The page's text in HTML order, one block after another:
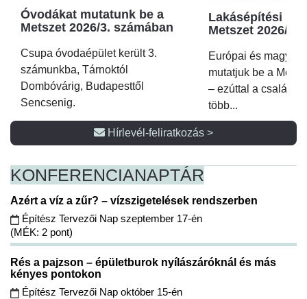
Óvodákat mutatunk be a
Metszet 2026/3. számában
Csupa óvodaépület került 3.
számunkba, Tárnoktól
Dombóvárig, Budapesttől
Sencsenig.
Lakásépítési
Metszet 2026/2.
Európai és magyar
mutatjuk be a
– ezúttal a családi
több...
Hírlevél-feliratkozás >
KONFERENCIANAPTÁR
Azért a víz a zűr? – vízszigetelések rendszerben
Építész Tervezői Nap szeptember 17-én
(MÉK: 2 pont)
Rés a pajzson – épületburok nyílászáróknál és más
kényes pontokon
Építész Tervezői Nap október 15-én